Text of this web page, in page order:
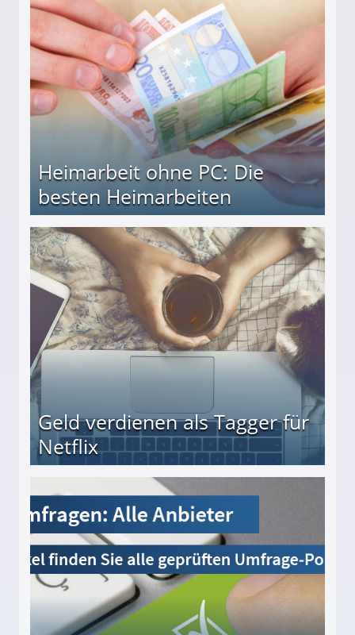
Heimarbeit ohne PC: Die
besten Heimarbeiten
Geld verdienen als Tagger für
Netflix